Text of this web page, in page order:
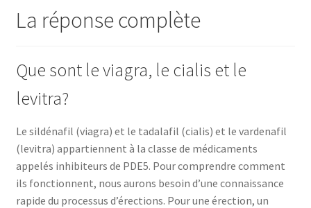
La réponse complète
Que sont le viagra, le cialis et le
levitra?
Le sildénafil (viagra) et le tadalafil (cialis) et le vardenafil
(levitra) appartiennent à la classe de médicaments
appelés inhibiteurs de PDE5. Pour comprendre comment
ils fonctionnent, nous aurons besoin d’une connaissance
rapide du processus d’érections. Pour une érection, un